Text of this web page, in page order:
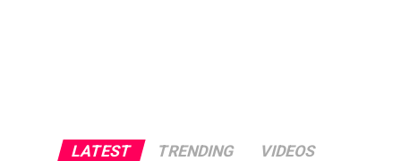
LATEST TRENDING VIDEOS